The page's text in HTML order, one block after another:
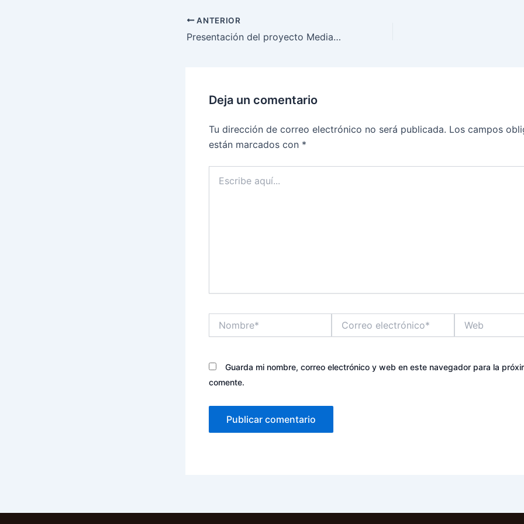
ANTERIOR
Presentación del proyecto Mediación Escolar: Formando una comunidad para la Paz
Deja un comentario
Tu dirección de correo electrónico no será publicada. Los campos
están marcados con *
aquí...
electrónico*
Guarda mi nombre, correo electrónico y web en este navegador para la
comente.